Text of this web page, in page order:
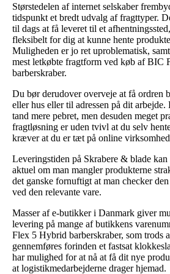
Størstedelen af internet selskaber
tidspunkt et bredt udvalg af fragttyper.
til dags at få leveret til et
fleksibelt for dig at kunne hente
Muligheden er jo ret uproblematisk,
mest letkøbte fragtform ved køb af BIC
barberskraber.
Du bør derudover overveje at få ordren
eller hus eller til adressen på dit
tand mere pebret, men desuden meget
fragtløsning er uden tvivl at du selv
kræver at du er tæt på online
Leveringstiden på Skrabere & blade
aktuel om man mangler produkterne
det ganske fornuftigt at man checker
ved den relevante vare.
Masser af e-butikker i Danmark giver
levering på mange af butikkens
Flex 5 Hybrid barberskraber, som trods
gennemføres forinden et fastsat
har mulighed for at nå at få dit nye
at logistikmedarbejderne drager hjemad.